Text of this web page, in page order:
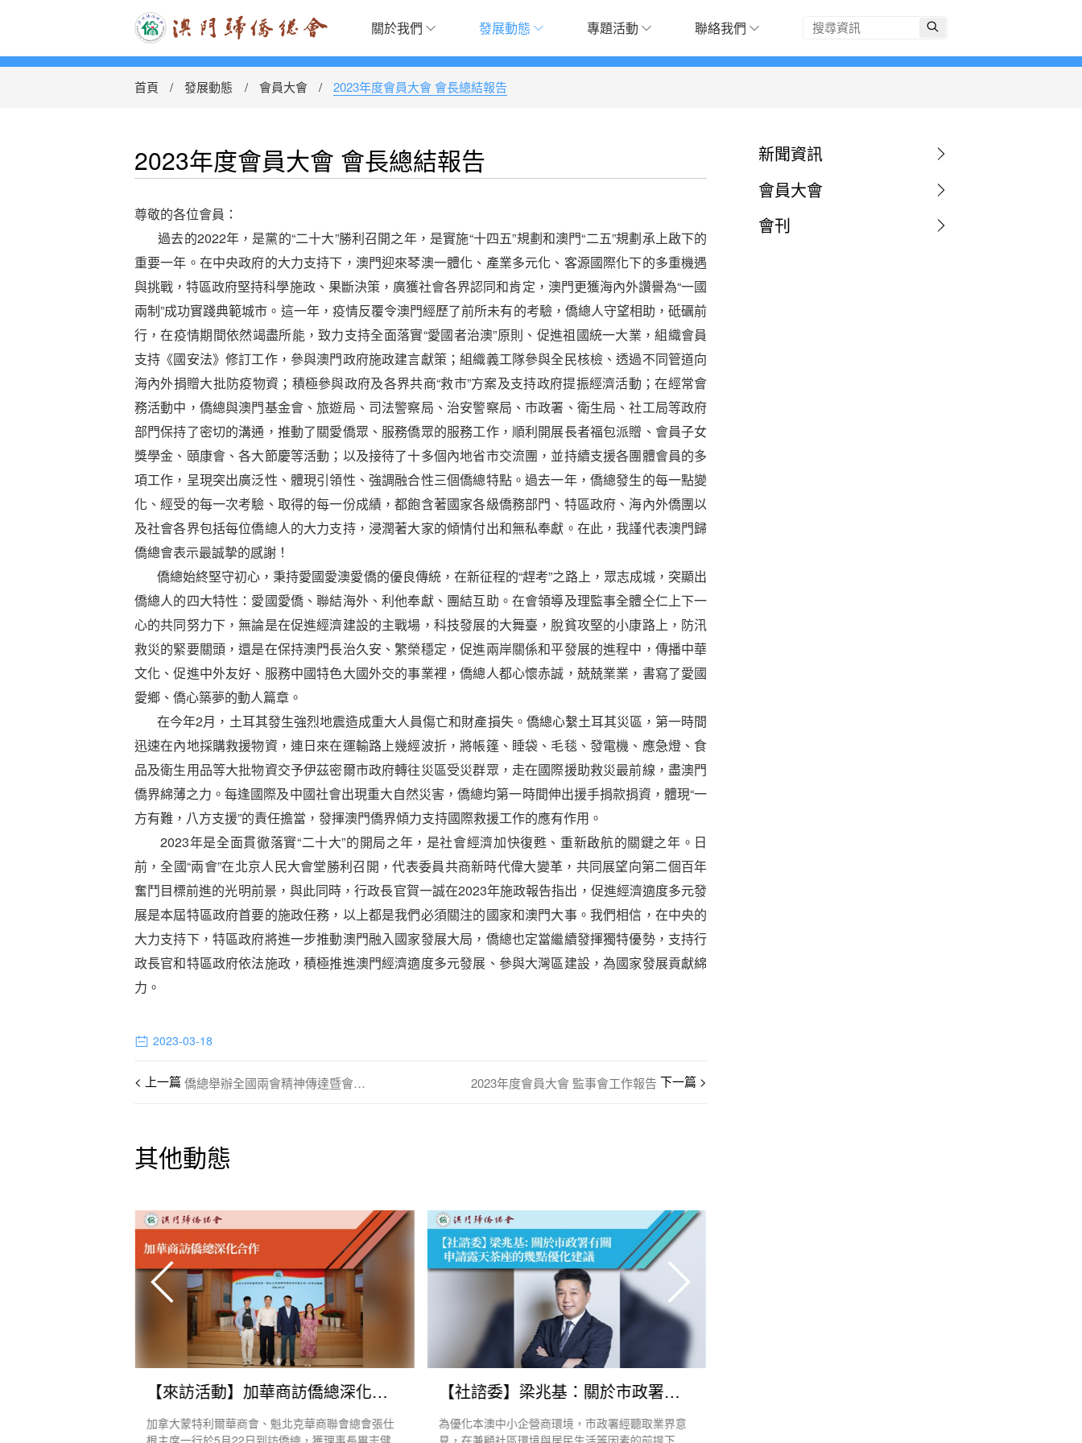
關於我們 發展動態 專題活動 聯絡我們
首頁 發展動態 會員大會 2023年度會員大會 會長總結報告
2023年度會員大會 會長總結報告
​尊敬的各位會員：
過去的2022年，是黨的“二十大”勝利召開之年，是實施“十四五”規劃和澳門“二五”規劃承上啟下的
重要一年。在中央政府的大力支持下，澳門迎來琴澳一體化、產業多元化、客源國際化下的多重機遇
與挑戰，特區政府堅持科學施政、果斷決策，廣獲社會各界認同和肯定，澳門更獲海內外讚譽為“一國
兩制”成功實踐典範城市。這一年，疫情反覆令澳門經歷了前所未有的考驗，僑總人守望相助，砥礪前
行，在疫情期間依然竭盡所能，致力支持全面落實“愛國者治澳”原則、促進祖國統一大業，組織會員
支持《國安法》修訂工作，參與澳門政府施政建言獻策；組織義工隊參與全民核檢、透過不同管道向
海內外捐贈大批防疫物資；積極參與政府及各界共商“救市”方案及支持政府提振經濟活動；在經常會
務活動中，僑總與澳門基金會、旅遊局、司法警察局、治安警察局、市政署、衛生局、社工局等政府
部門保持了密切的溝通，推動了關愛僑眾、服務僑眾的服務工作，順利開展長者福包派贈、會員子女
獎學金、頤康會、各大節慶等活動；以及接待了十多個內地省市交流團，並持續支援各團體會員的多
項工作，呈現突出廣泛性、體現引領性、強調融合性三個僑總特點。過去一年，僑總發生的每一點變
化、經受的每一次考驗、取得的每一份成績，都飽含著國家各級僑務部門、特區政府、海內外僑團以
及社會各界包括每位僑總人的大力支持，浸潤著大家的傾情付出和無私奉獻。在此，我謹代表澳門歸
僑總會表示最誠摯的感謝！
僑總始終堅守初心，秉持愛國愛澳愛僑的優良傳統，在新征程的“趕考”之路上，眾志成城，突顯出
僑總人的四大特性：愛國愛僑、聯結海外、利他奉獻、團結互助。在會領導及理監事全體仝仁上下一
心的共同努力下，無論是在促進經濟建設的主戰場，科技發展的大舞臺，脫貧攻堅的小康路上，防汛
救災的緊要關頭，還是在保持澳門長治久安、繁榮穩定，促進兩岸關係和平發展的進程中，傳播中華
文化、促進中外友好、服務中國特色大國外交的事業裡，僑總人都心懷赤誠，兢兢業業，書寫了愛國
愛鄉、僑心築夢的動人篇章。
在今年2月，土耳其發生強烈地震造成重大人員傷亡和財產損失。僑總心繫土耳其災區，第一時間
迅速在內地採購救援物資，連日來在運輸路上幾經波折，將帳篷、睡袋、毛毯、發電機、應急燈、食
品及衛生用品等大批物資交予伊茲密爾市政府轉往災區受災群眾，走在國際援助救災最前線，盡澳門
僑界綿薄之力。每逢國際及中國社會出現重大自然災害，僑總均第一時間伸出援手捐款捐資，體現“一
方有難，八方支援”的責任擔當，發揮澳門僑界傾力支持國際救援工作的應有作用。
2023年是全面貫徹落實“二十大”的開局之年，是社會經濟加快復甦、重新啟航的關鍵之年。日
前，全國“兩會”在北京人民大會堂勝利召開，代表委員共商新時代偉大變革，共同展望向第二個百年
奮鬥目標前進的光明前景，與此同時，行政長官賀一誠在2023年施政報告指出，促進經濟適度多元發
展是本屆特區政府首要的施政任務，以上都是我們必須關注的國家和澳門大事。我們相信，在中央的
大力支持下，特區政府將進一步推動澳門融入國家發展大局，僑總也定當繼續發揮獨特優勢，支持行
政長官和特區政府依法施政，積極推進澳門經濟適度多元發展、參與大灣區建設，為國家發展貢獻綿
力。
2023-03-18
僑總舉辦全國兩會精神傳達暨會員大會 2023年度會員大會 監事會工作報告
其他動態
【來訪活動】加華商訪僑總深化合作
加拿大蒙特利爾華商會、魁北克華商聯會總會張仕
【社諮委】梁兆基：關於市政署有關申請露天茶座的幾點優化建議
為優化本澳中小企營商環境，市政署經聽取業界意
新聞資訊
會員大會
會刊